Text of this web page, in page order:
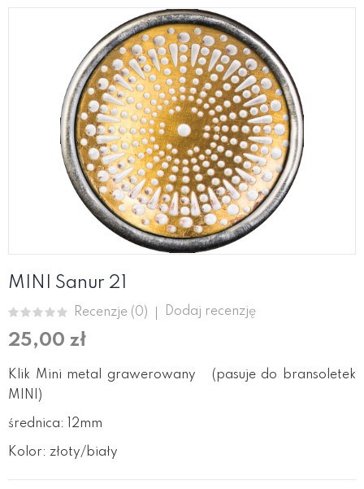
MINI Sanur 21
Recenzje (0) Dodaj recenzję
25,00 zł
Klik Mini metal grawerowany (pasuje do bransoletek
MINI)
średnica: 12mm
Kolor: złoty/biały